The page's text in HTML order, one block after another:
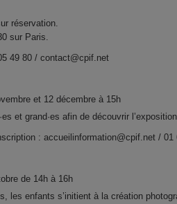
réservation.
sur Paris.
49 80 / contact@cpif.net
et 12 décembre à 15h
et grand·es afin de découvrir
: accueilinformation@cpif.net / 01
de 14h à 16h
les enfants s’initient à la création